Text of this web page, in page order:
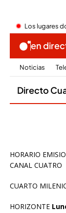
HORARIO
CANAL CUATRO
CUARTO
HORIZONTE